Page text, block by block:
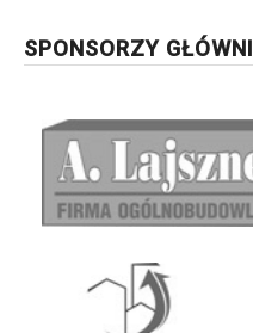
SPONSORZY GŁÓWNI